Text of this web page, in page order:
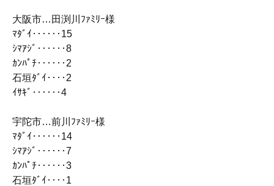
大阪市…田渕川ﾌｧﾐﾘｰ様
ﾏﾀﾞｲ‥‥‥15
ｼﾏｱｼﾞ‥‥‥8
ｶﾝﾊﾟﾁ‥‥‥2
石垣ﾀﾞｲ‥‥2
ｲｻｷﾞ‥‥‥4
宇陀市…前川ﾌｧﾐﾘｰ様
ﾏﾀﾞｲ‥‥‥14
ｼﾏｱｼﾞ‥‥‥7
ｶﾝﾊﾟﾁ‥‥‥3
石垣ﾀﾞｲ‥‥1